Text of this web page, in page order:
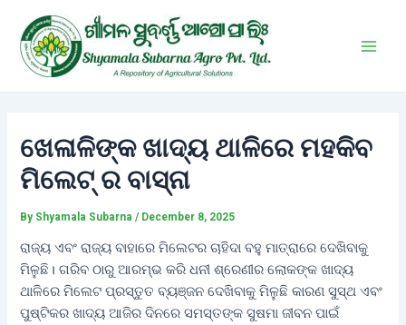
content
ଖେଳାଳିଙ୍କ ଖାଦ୍ୟ ଥାଳିରେ ମହକିବ
ମିଲେଟ୍ ର ବାସ୍ନା
By Shyamala Subarna/ December 8, 2025
ରାଜ୍ୟ ଏବଂ ରାଜ୍ୟ ବାହାରେ ମିଲେଟର ଚାହିଦା ବହୁ ମାତ୍ରାରେ ଦେଖିବାକୁ
ମିଳୁଛି। ଗରିବ ଠାରୁ ଆରମ୍ଭ କରି ଧନୀ ଶ୍ରେଣୀର ଲୋକଙ୍କ ଖାଦ୍ୟ
ଥାଳିରେ ମିଲେଟ ପ୍ରସ୍ତୁତ ବ୍ୟଞ୍ଜନ ଦେଖିବାକୁ ମିଳୁଛି କାରଣ ସୁସ୍ଥ ଏବଂ
ପୁଷ୍ଟିକର ଖାଦ୍ୟ ଆଜିର ଦିନରେ ସମସ୍ତଙ୍କ ସୁଷମା ଜୀବନ ପାଇଁ
navigation